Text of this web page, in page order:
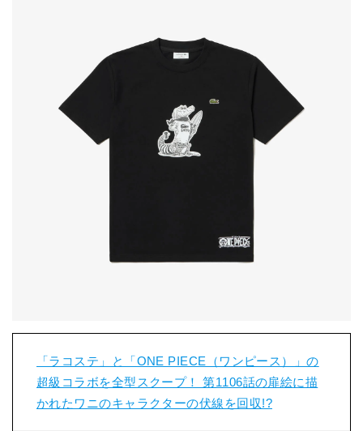
「ラコステ」と「ONE PIECE（ワンピース）」の
超級コラボを全型スクープ！ 第1106話の扉絵に描
かれたワニのキャラクターの伏線を回収!?